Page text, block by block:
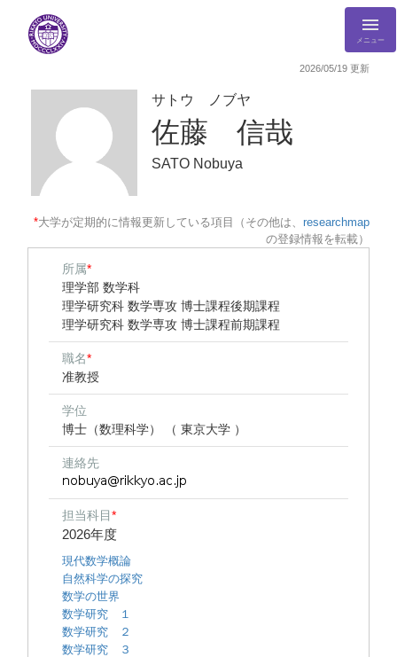
メニュー
2026/05/19 更新
サトウ ノブヤ
佐藤 信哉
SATO Nobuya
*大学が定期的に情報更新している項目（その他は、 researchmap
の登録情報を転載）
所属*
理学部 数学科
理学研究科 数学専攻 博士課程後期課程
理学研究科 数学専攻 博士課程前期課程
職名*
准教授
学位
博士（数理科学） （ 東京大学 ）
連絡先
担当科目*
2026年度
現代数学概論
自然科学の探究
数学の世界
数学研究 １
数学研究 ２
数学研究 ３